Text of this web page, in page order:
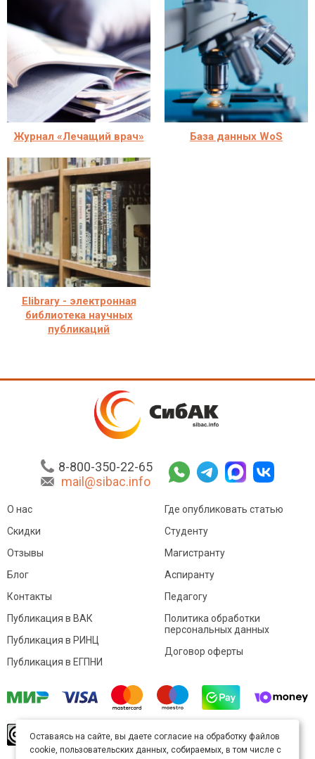
Журнал «Лечащий врач» База данных WoS
Elibrary - электронная
библиотека научных
публикаций
8-800-350-22-65
mail@sibac.info
О нас
Скидки
Отзывы
Блог
Контакты
Где опубликовать статью
Студенту
Магистранту
Аспиранту
Педагогу
Публикация в ВАК
Публикация в РИНЦ
Публикация в ЕГПНИ
Политика обработки
персональных данных
Договор оферты
произведение доступно полицензии Creative
Commons «Attribution» («Атрибуция») 4.0
Оставаясь на сайте, вы даете согласие на обработку файлов
cookie, пользовательских данных, собираемых, в том числе с